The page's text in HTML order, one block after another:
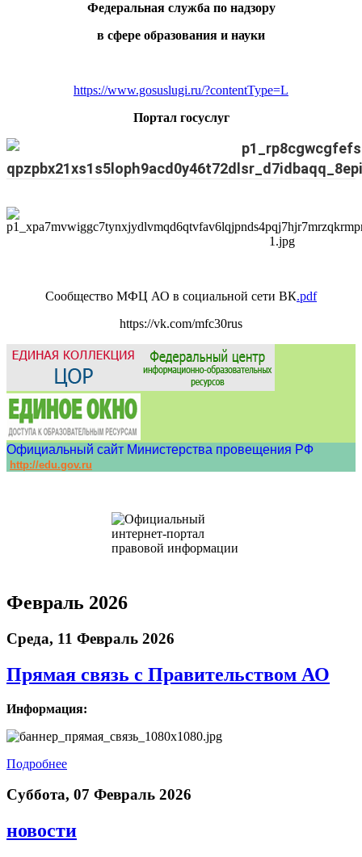
Федеральная служба по надзору
в сфере образования и науки
https://www.gosuslugi.ru/?contentType=L
Портал госуслуг
Сообщество МФЦ АО в социальной сети ВК.pdf
https://vk.com/mfc30rus
Официальный сайт Министерства провещения РФ
http://edu.gov.ru
Февраль 2026
Среда, 11 Февраль 2026
Прямая связь с Правительством АО
Информация:
Подробнее
Суббота, 07 Февраль 2026
новости